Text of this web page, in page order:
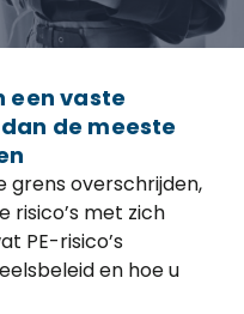
een vaste
de meeste
grens overschrijden,
risico’s met zich
PE-risico’s
en hoe u